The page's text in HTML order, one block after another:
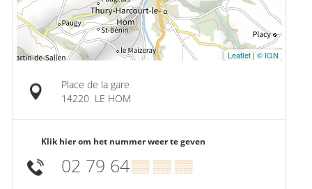
Leaflet|© IGN
Place de la gare
14220 LE HOM
Klik hier om het nummer weer te geven
02 79 64▒▒ ▒▒ ▒▒